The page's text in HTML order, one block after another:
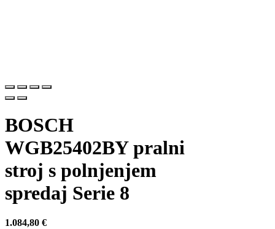
BOSCH
WGB25402BY pralni
stroj s polnjenjem
spredaj Serie 8
1.084,80 €